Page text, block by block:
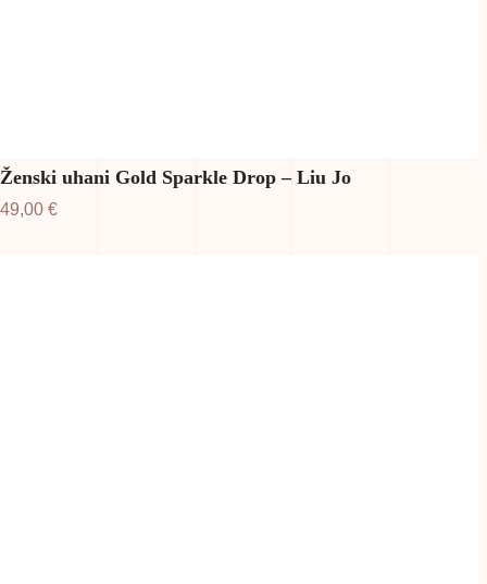
Ženski uhani Gold Sparkle Drop – Liu Jo
49,00 €